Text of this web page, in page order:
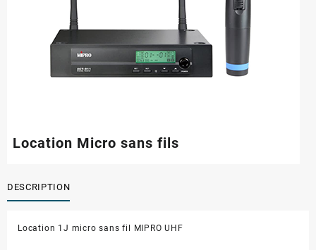
Location Micro sans fils
DESCRIPTION
Location 1J micro sans fil MIPRO UHF